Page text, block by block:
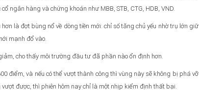
ngân hàng và chứng khoán như MBB, STB, CTG, HDB, VND.
là đợt bùng nổ về dòng tiền mới: chỉ số tăng chủ yếu nhờ trụ lớn giữ
mạnh đổ vào.
cho thấy môi trường đầu tư đã phần nào ổn định hơn.
điểm, và nếu có thể vượt thành công thì vùng này sẽ không bị phá vỡ
được, thì phiên hôm nay chỉ là một nhịp kiểm định thất bại.